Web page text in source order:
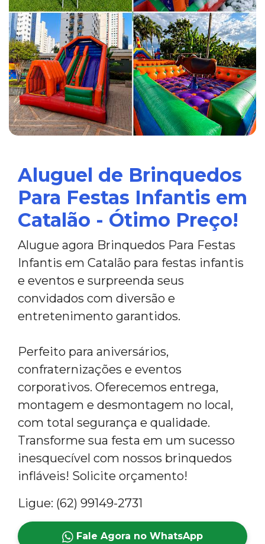
Aluguel de Brinquedos
Para Festas Infantis em
Catalão - Ótimo Preço!
Alugue agora Brinquedos Para Festas
Infantis em Catalão para festas infantis
e eventos e surpreenda seus
convidados com diversão e
entretenimento garantidos.
Perfeito para aniversários,
confraternizações e eventos
corporativos. Oferecemos entrega,
montagem e desmontagem no local,
com total segurança e qualidade.
Transforme sua festa em um sucesso
inesquecível com nossos brinquedos
infláveis! Solicite orçamento!
Ligue: (62) 99149-2731
Fale Agora no WhatsApp